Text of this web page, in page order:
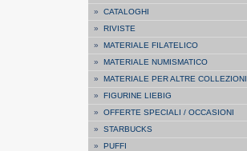
» CATALOGHI
» RIVISTE
» MATERIALE FILATELICO
» MATERIALE NUMISMATICO
» MATERIALE PER ALTRE COLLEZIONI
» FIGURINE LIEBIG
» OFFERTE SPECIALI / OCCASIONI
» STARBUCKS
» PUFFI